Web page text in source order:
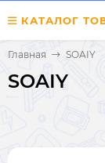
КАТАЛОГ
Главная SOAIY
SOAIY